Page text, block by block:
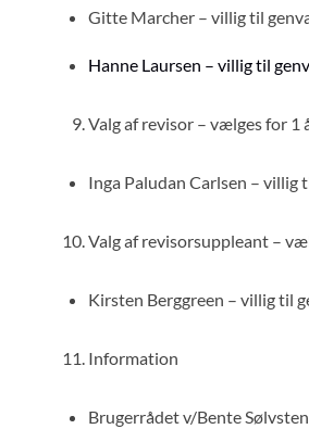
Gitte Marcher – villig til
Hanne Laursen – villig til
Valg af revisor – vælges for 1
Inga Paludan Carlsen – villig
Valg af revisorsuppleant –
Kirsten Berggreen – villig til
Information
Brugerrådet v/Bente Sølvsten